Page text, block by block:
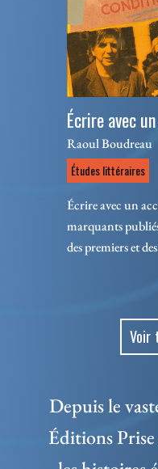
Écrire avec
Raoul Boudreau
Études littéraires
Écrire avec un
marquants
des premiers et
Voir
Depuis le
Éditions